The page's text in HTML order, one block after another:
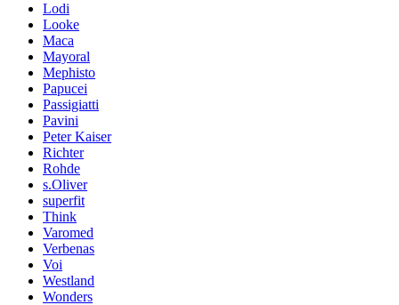
Lodi
Looke
Maca
Mayoral
Mephisto
Papucei
Passigiatti
Pavini
Peter Kaiser
Richter
Rohde
s.Oliver
superfit
Think
Varomed
Verbenas
Voi
Westland
Wonders